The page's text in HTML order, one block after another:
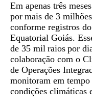
Em apenas três
por mais de 3
conforme registros
Equatorial Goiás.
de 35 mil raios por
colaboração com o
de Operações
monitoram em
condições climáticas